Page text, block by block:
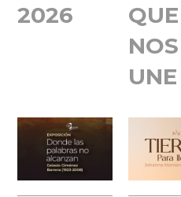
2026
QUE
NOS
UNE